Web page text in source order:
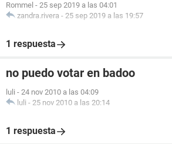
Rommel - 25 sep 2019 a las 04:01
zandra.rivera - 25 sep 2019 a las 19:57
1 respuesta
no puedo votar en badoo
luli - 24 nov 2010 a las 04:09
luli - 25 nov 2010 a las 20:14
1 respuesta